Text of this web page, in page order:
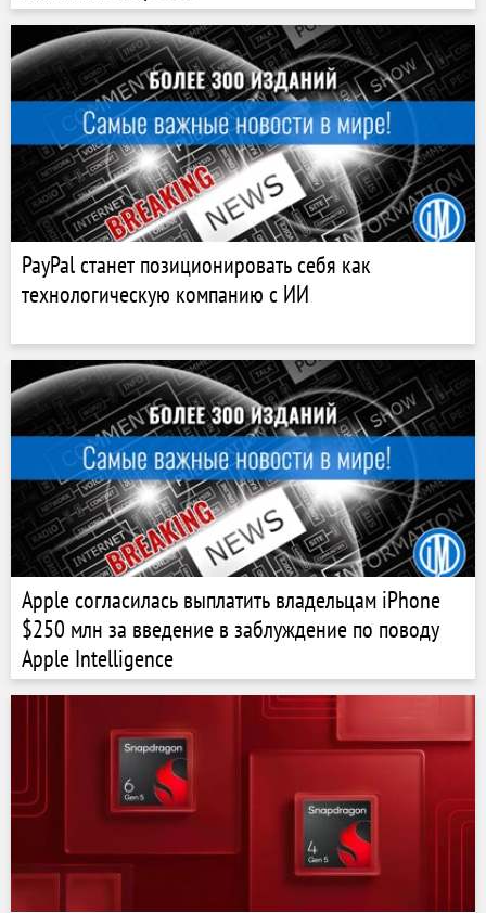
PayPal станет позиционировать себя как
технологическую компанию с ИИ
Apple согласилась выплатить владельцам iPhone
$250 млн за введение в заблуждение по поводу
Apple Intelligence